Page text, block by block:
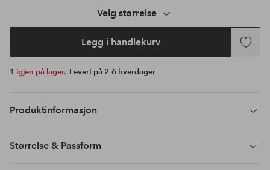
Velg størrelse
Legg i handlekurv
Legg
1 igjen på lager. Levert på 2-6 hverdager
Produktinformasjon
Størrelse & Passform